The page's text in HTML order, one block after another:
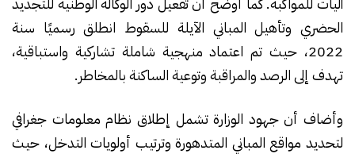
الحضري وتأهيل المباني الآيلة للسقوط انطلق رسميًا سنة
2022، حيث تم اعتماد منهجية شاملة تشاركية واستباقية،
تهدف إلى الرصد والمراقبة وتوعية الساكنة بالمخاطر.
وأضاف أن جهود الوزارة تشمل إطلاق نظام معلومات جغرافي
لتحديد مواقع المباني المتدهورة وترتيب أولويات التدخل، حيث